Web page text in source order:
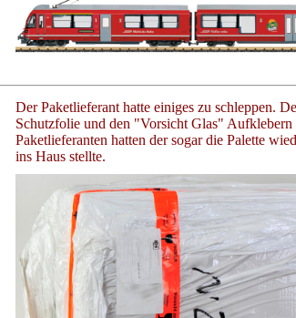
Der Paketlieferant hatte einiges zu schleppen.
Schutzfolie und den "Vorsicht Glas" Aufklebern
Paketlieferanten hatten der sogar die Palette
ins Haus stellte.